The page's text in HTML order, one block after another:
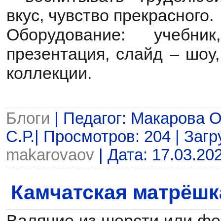
вкус, чувство прекрасного.
Оборудование:
презентация, слайд –
коллекции.
Блоги | Педагог: Макарова
С.Р.| Просмотров: 204 |
makarovaov | Дата:
Камчатская